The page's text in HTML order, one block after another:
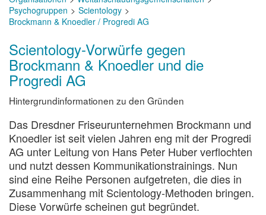
Psychogruppen
Scientology
Brockmann & Knoedler / Progredi AG
Scientology-Vorwürfe gegen
Brockmann & Knoedler und die
Progredi AG
Hintergrundinformationen zu den Gründen
Das Dresdner Friseurunternehmen Brockmann und
Knoedler ist seit vielen Jahren eng mit der Progredi
AG unter Leitung von Hans Peter Huber verflochten
und nutzt dessen Kommunikationstrainings. Nun
sind eine Reihe Personen aufgetreten, die dies in
Zusammenhang mit Scientology-Methoden bringen.
Diese Vorwürfe scheinen gut begründet.